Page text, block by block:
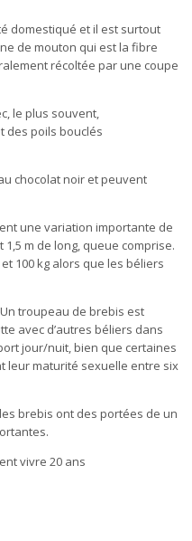
domestiqué et il est surtout
de mouton qui est la fibre
récoltée par une coupe
le plus souvent,
des poils bouclés
chocolat noir et peuvent
une variation importante de
m de long, queue comprise.
100 kg alors que les béliers
troupeau de brebis est
avec d’autres béliers dans
jour/nuit, bien que certaines
leur maturité sexuelle entre six
brebis ont des portées de un
vivre 20 ans